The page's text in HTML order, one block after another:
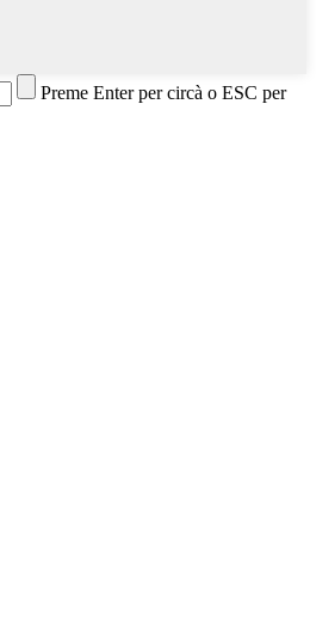
Preme Enter per circà o ESC per